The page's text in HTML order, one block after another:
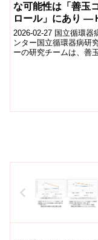
な可能性は「善玉
ロール」にあり ―
コレステロール改
用した臨床試験へ
2026-02-27 国立循環器
ンター国立循環器病研
ーの研究チームは、善